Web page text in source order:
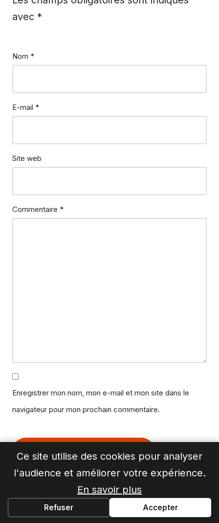
avec *
Nom *
E-mail *
Site web
Commentaire *
Enregistrer mon nom, mon e-mail et mon site dans le
navigateur pour mon prochain commentaire.
Ce site utilise des cookies pour analyser
l'audience et améliorer votre expérience.
En savoir plus
Refuser Accepter